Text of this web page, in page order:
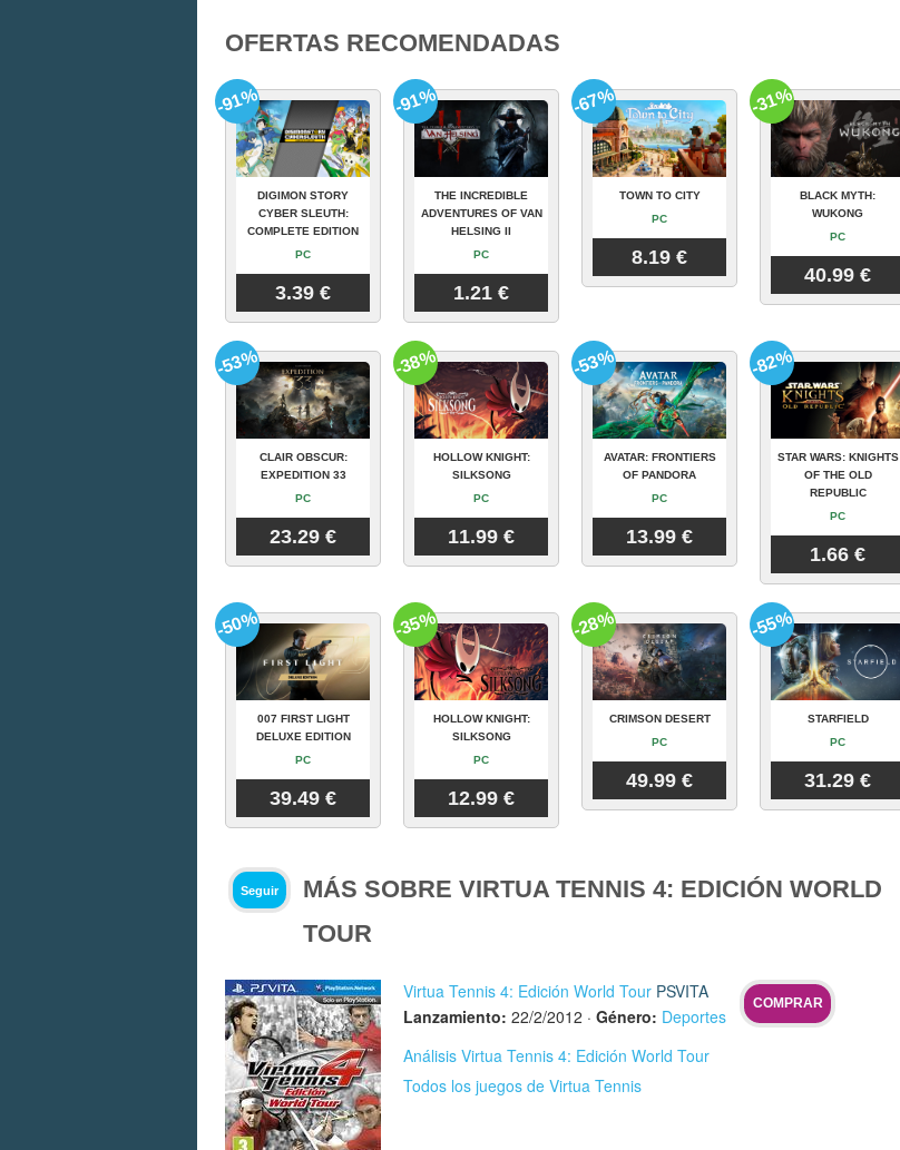
OFERTAS RECOMENDADAS
DIGIMON STORY
CYBER SLEUTH:
COMPLETE EDITION
PC
3.39 €
-91%
THE INCREDIBLE
ADVENTURES OF VAN
HELSING II
PC
1.21 €
-91%
TOWN TO CITY
PC
8.19 €
-67%
BLACK MYTH:
WUKONG
PC
40.99 €
-31%
CLAIR OBSCUR:
EXPEDITION 33
PC
23.29 €
-53%
HOLLOW KNIGHT:
SILKSONG
PC
11.99 €
-38%
AVATAR: FRONTIERS
OF PANDORA
PC
13.99 €
-53%
STAR WARS: KNIGHTS
OF THE OLD
REPUBLIC
PC
1.66 €
-82%
007 FIRST LIGHT
DELUXE EDITION
PC
39.49 €
-50%
HOLLOW KNIGHT:
SILKSONG
PC
12.99 €
-35%
CRIMSON DESERT
PC
49.99 €
-28%
STARFIELD
PC
31.29 €
-55%
Seguir
MÁS SOBRE VIRTUA TENNIS 4: EDICIÓN WORLD
TOUR
Virtua Tennis 4: Edición World Tour PSVITA
Lanzamiento: 22/2/2012 · Género: Deportes
COMPRAR
Análisis Virtua Tennis 4: Edición World Tour
Todos los juegos de Virtua Tennis